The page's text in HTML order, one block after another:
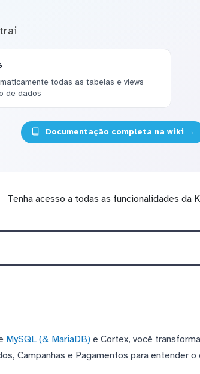
todas as tabelas e views
de dados
Documentação completa na wiki →
Tenha acesso a todas as funcionalidades da
MySQL (& MariaDB)e Cortex, você
Campanhas e Pagamentos para entender